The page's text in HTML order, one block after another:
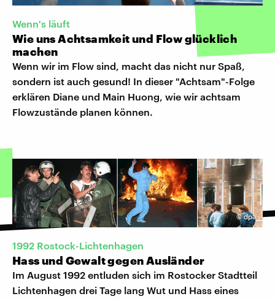
Wenn's läuft
Wie uns Achtsamkeit und Flow glücklich
machen
Wenn wir im Flow sind, macht das nicht nur Spaß,
sondern ist auch gesund! In dieser "Achtsam"-Folge
erklären Diane und Main Huong, wie wir achtsam
Flowzustände planen können.
©dpa
1992 Rostock-Lichtenhagen
Hass und Gewalt gegen Ausländer
Im August 1992 entluden sich im Rostocker Stadtteil
Lichtenhagen drei Tage lang Wut und Hass eines